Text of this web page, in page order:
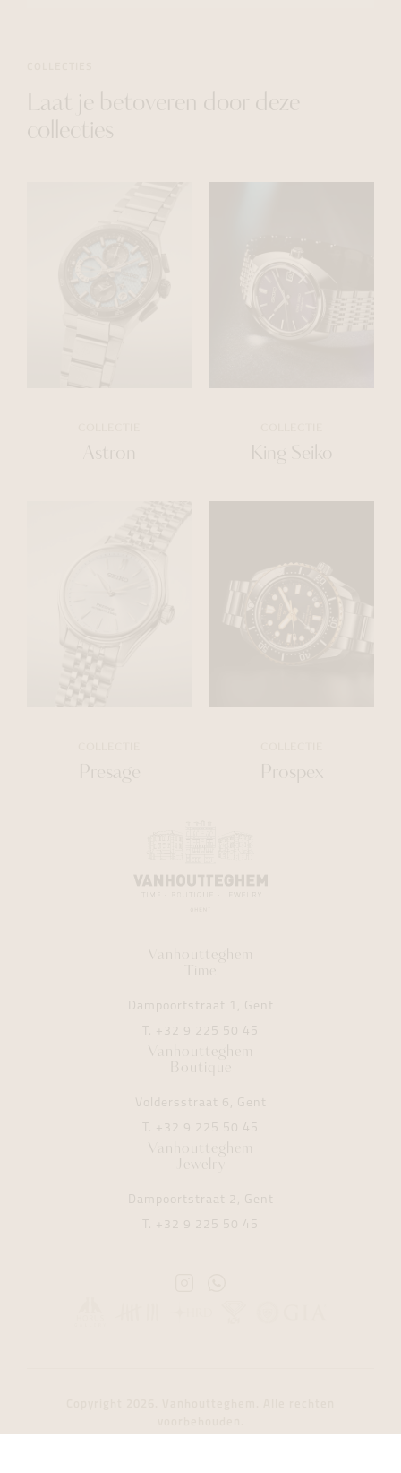
Laat je betoveren door deze
collecties
Astron King Seiko
Presage Prospex
Vanhoutteghem
Time
Dampoortstraat 1, Gent
T. +32 9 225 50 45
Vanhoutteghem
Boutique
Voldersstraat 6, Gent
T. +32 9 225 50 45
Vanhoutteghem
Jewelry
Dampoortstraat 2, Gent
T. +32 9 225 50 45